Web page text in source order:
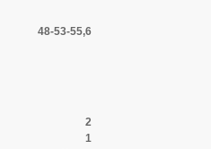
48-53-55,6
2
1